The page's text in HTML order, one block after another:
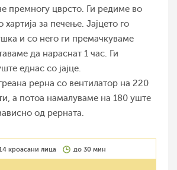
премногу цврсто. Ги редиме во
за печење. Јајцето го
и со него ги премачкуваме
да нараснат 1 час. Ги
еднас со јајце.
рерна со вентилатор на 220
а потоа намалуваме на 180 уште
од рерната.
кроасани лица до 30 мин